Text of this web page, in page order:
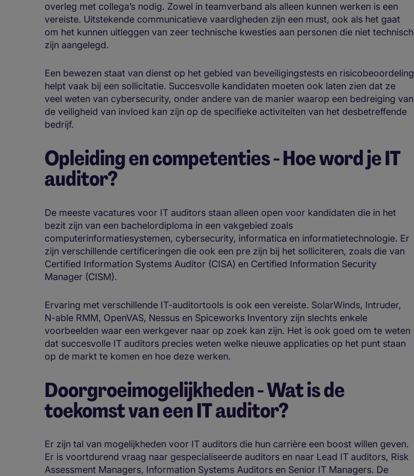
overleg met collega’s nodig. Zowel in teamverband als alleen kunnen werken is een
vereiste. Uitstekende communicatieve vaardigheden zijn een must, ook als het gaat
om het kunnen uitleggen van zeer technische kwesties aan personen die niet technisch
zijn aangelegd.
Een bewezen staat van dienst op het gebied van beveiligingstests en risicobeoordeling
helpt vaak bij een sollicitatie. Succesvolle kandidaten moeten ook laten zien dat ze
veel weten van cybersecurity, onder andere van de manier waarop een bedreiging van
de veiligheid van invloed kan zijn op de specifieke activiteiten van het desbetreffende
bedrijf.
Opleiding en competenties - Hoe word je IT
auditor?
De meeste vacatures voor IT auditors staan alleen open voor kandidaten die in het
bezit zijn van een bachelordiploma in een vakgebied zoals
computerinformatiesystemen, cybersecurity, informatica en informatietechnologie. Er
zijn verschillende certificeringen die ook een pre zijn bij het solliciteren, zoals die van
Certified Information Systems Auditor (CISA) en Certified Information Security
Manager (CISM).
Ervaring met verschillende IT-auditortools is ook een vereiste. SolarWinds, Intruder,
N-able RMM, OpenVAS, Nessus en Spiceworks Inventory zijn slechts enkele
voorbeelden waar een werkgever naar op zoek kan zijn. Het is ook goed om te weten
dat succesvolle IT auditors precies weten welke nieuwe applicaties op het punt staan
op de markt te komen en hoe deze werken.
Doorgroeimogelijkheden - Wat is de
toekomst van een IT auditor?
Er zijn tal van mogelijkheden voor IT auditors die hun carrière een boost willen geven.
Er is voortdurend vraag naar gespecialiseerde auditors en naar Lead IT auditors, Risk
Assessment Managers, Information Systems Auditors en Senior IT Managers. De